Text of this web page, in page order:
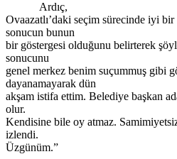
Ardıç,
Ovaazatlı’daki seçim sürecinde iyi bir
sonucun bunun
bir göstergesi olduğunu belirterek
sonucunu
genel merkez benim suçummuş gibi
dayanamayarak dün
akşam istifa ettim. Belediye başkan
olur.
Kendisine bile oy atmaz.
izlendi.
Üzgünüm.”